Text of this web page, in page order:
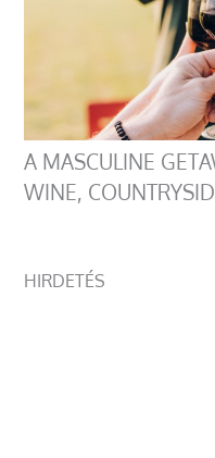
A MASCULINE
WINE,
HIRDETÉS